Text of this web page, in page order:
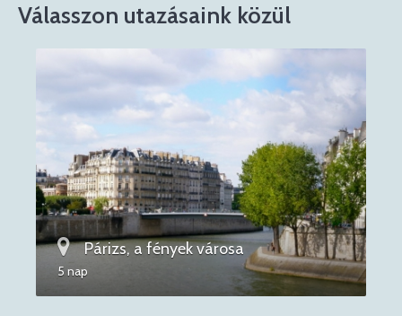
Válasszon utazásaink közül
Párizs, a fények városa
5 nap